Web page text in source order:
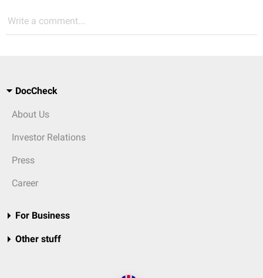
Write a comment...
DocCheck
About Us
Investor Relations
Press
Career
For Business
Other stuff